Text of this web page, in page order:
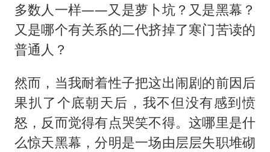
名创优品回应女子吐槽内裤质量差
日本试射“战斧”导弹，国防部回应
百花奖开幕式
东航：国内客票提前14天免费退改
夯实基础开新局
多数人一样——又是萝卜坑？又是黑幕？
又是哪个有关系的二代挤掉了寒门苦读的
普通人？
然而，当我耐着性子把这出闹剧的前因后
果扒了个底朝天后，我不但没有感到愤
怒，反而觉得有点哭笑不得。这哪里是什
么惊天黑幕，分明是一场由层层失职堆砌